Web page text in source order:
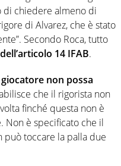
di chiedere almeno di
di Alvarez, che è stato
Secondo Roca, tutto
14 IFAB.
non possa
che il rigorista non
finché questa non è
Non è specificato che il
può toccare la palla due